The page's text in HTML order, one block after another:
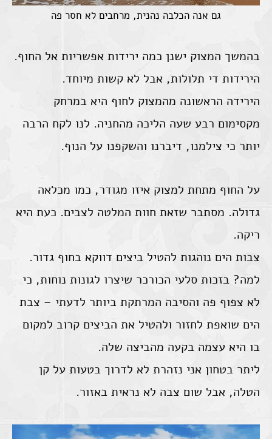
גם אנה הכלבה נהנית, מרחבים לא חסר פה
בהמשך המצוק ישנן כמה ירידות אפשריות אל החוף.
הירידות די תלולות, אבל לא קשות מיוחד.
הירידה הראשונה מהמצוק לחוף היא במרחק
מקסימום רבע שעה הליכה מהחניה. לנו לקח הרבה
יותר כי צילמנו, דיברנו והשקפנו על הנוף.
על החוף מתחת למצוק איזו מגודר, כמו מכלאה
גדולה. מסתבר שזאת חוות המלטה לצבים. כעת היא
ריקה.
צבות הים נוהגות להטיל ביצים דווקא בחוף גדור.
למה? בזכות סלעי הכורכר שיצרו לגונות נוחות, כי
לא צפוף פה והסיבה המרתקת ביותר לדעתי – צבת
הים שואפת לחזור ולהטיל את הביצים קרוב למקום
בו היא עצמה בקעה מהביצה שלה.
ליתר בטחון אני נזהרת לא לדרוך בטעות על קן
הטלה, אבל שום צבה לא נראית באזור.